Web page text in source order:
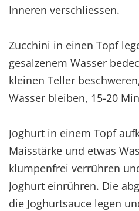
Inneren verschliessen.
Zucchini in einen Topf
gesalzenem Wasser
kleinen Teller
Wasser bleiben, 15-20
Joghurt in einem Topf
Maisstärke und etwas
klumpenfrei verrühren
Joghurt einrühren. Die
die Joghurtsauce legen